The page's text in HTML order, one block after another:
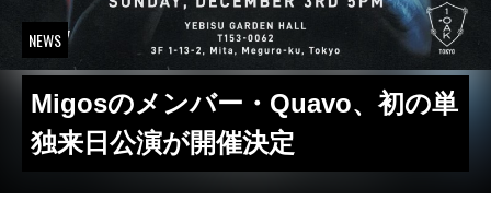
NEWS
Migosのメンバー・Quavo、初の単
独来日公演が開催決定